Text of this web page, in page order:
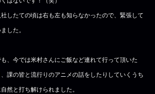
社したての頃は右も左も知らなかったので、緊張して
した。
、今では米村さんにご飯など連れて行って頂いた
、課の皆と流行りのアニメの話をしたりしていくうち
自然と打ち解けられました。